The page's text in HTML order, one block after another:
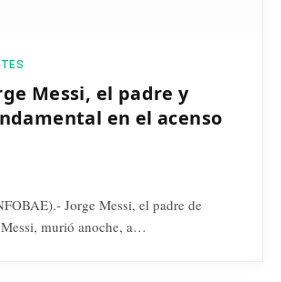
Messi, el padre y
en el acenso
Jorge Messi, el padre de
murió anoche, a…